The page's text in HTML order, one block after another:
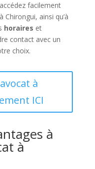
facilement
à Chirongui, ainsi qu’à
horaires et
contact avec un
choix.
à
ICI
à
à